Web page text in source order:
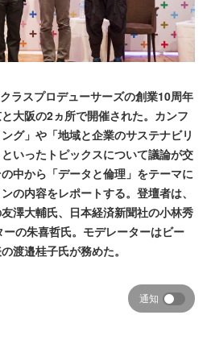
ラスプロデューサーズの創業10周年
大阪の2ヵ所で開催された。カンフ
グ」や「地域と企業のサステナビリ
いったトピックスについて議論が交
中から「データと倫理」をテーマに
の内容をレポートする。登壇者は、
澤大輔氏、日本経済新聞社の小林秀
の朱喜哲氏。モデレーターはビー
渡邉桂子氏が務めた。
通知